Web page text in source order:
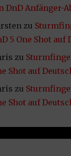
DnD Anfänger-
zu
5 One Shot auf
zu
Shot auf
zu
Shot auf